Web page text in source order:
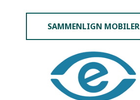
SAMMENLIGN MOBILER